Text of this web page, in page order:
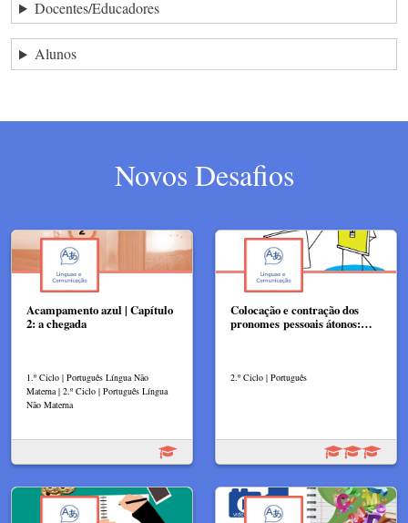
Docentes/Educadores
Alunos
Novos Desafios
Acampamento azul | Capítulo
2: a chegada
1.º Ciclo | Português Língua Não
Materna | 2.º Ciclo | Português Língua
Não Materna
Colocação e contração dos
pronomes pessoais átonos:…
2.º Ciclo | Português